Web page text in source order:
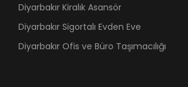
Diyarbakır Kiralık Asansör
Diyarbakır Sigortalı Evden Eve
Diyarbakır Ofis ve Büro Taşımacılığı